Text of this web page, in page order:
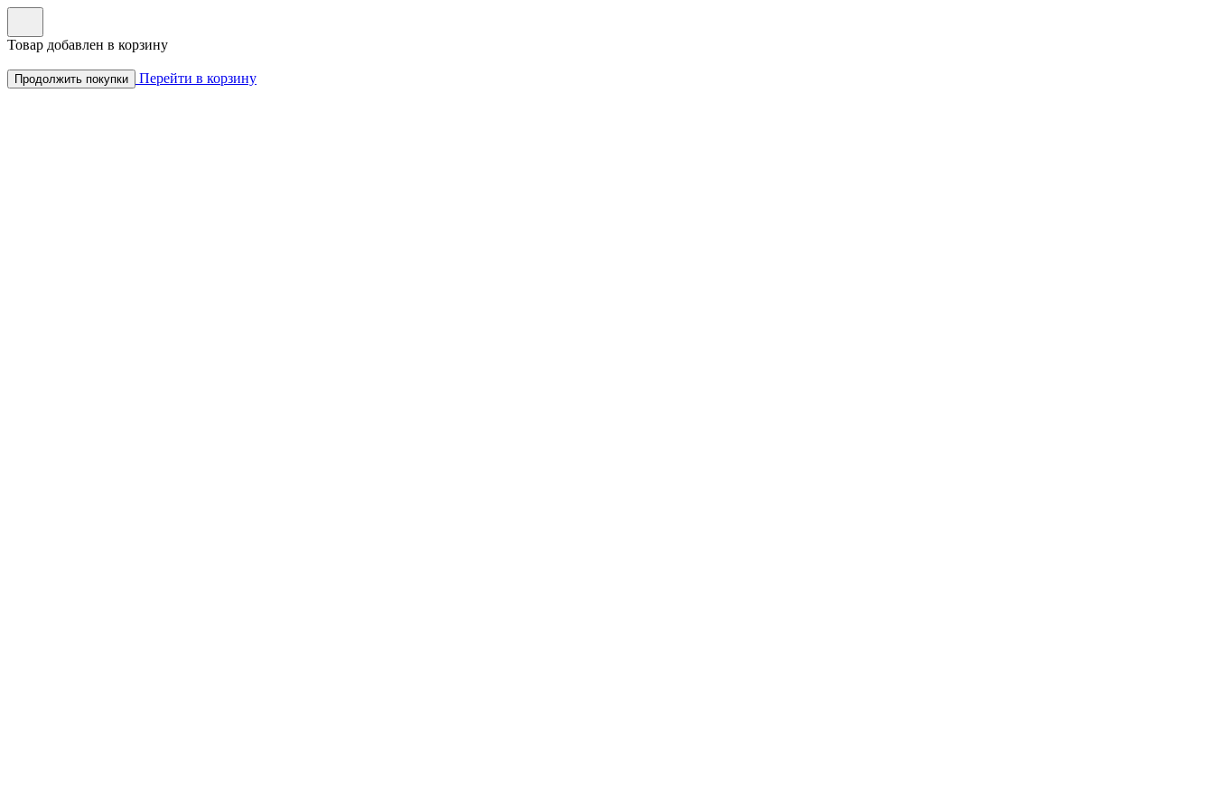
Товар добавлен в корзину
Продолжить покупки Перейти в корзину